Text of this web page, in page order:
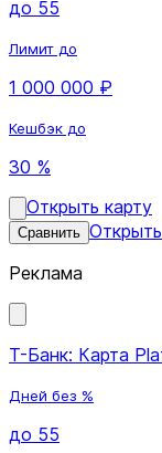
до 55
Лимит до
1 000 000 ₽
Кешбэк до
30 %
Открыть карту
Сравнить
Реклама
Т-Банк: Карта
Дней без %
до 55